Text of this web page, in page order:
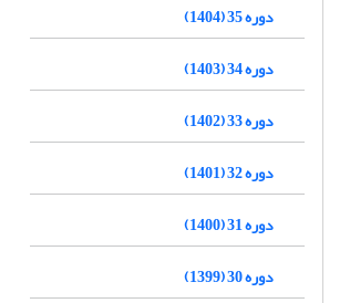
دوره 35 (1404)
دوره 34 (1403)
دوره 33 (1402)
دوره 32 (1401)
دوره 31 (1400)
دوره 30 (1399)